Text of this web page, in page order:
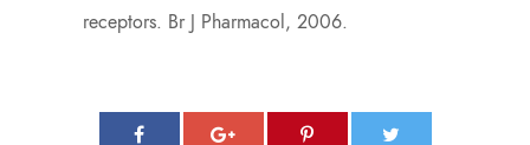
receptors. Br J Pharmacol, 2006.